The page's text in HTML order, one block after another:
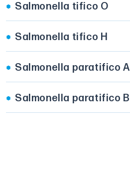
Salmonella tifico O
Salmonella tifico H
Salmonella paratifico A
Salmonella paratifico B